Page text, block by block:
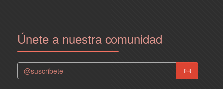
Únete a nuestra comunidad